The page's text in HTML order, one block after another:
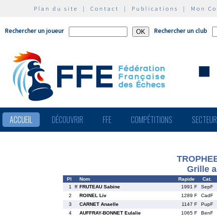
Plan du site | Contact | Publications | Mon
Rechercher un joueur Rechercher un club
ACCUEIL DÉCOUVRIR FFE COMPÉTITIONS
Grille
Pl Nom Rapide
Cat.
1
ff FRUTEAU Sabine 1991 F
SepF
2
ROINEL Liv 1289 F
CadF
3
CARNET Anaelle 1147 F
PupF
4
AUFFRAY-BONNET Eulalie 1065 F
BenF